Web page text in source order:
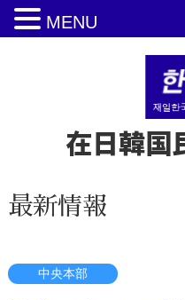
在日韓国
最新情報
中央本部
MENU